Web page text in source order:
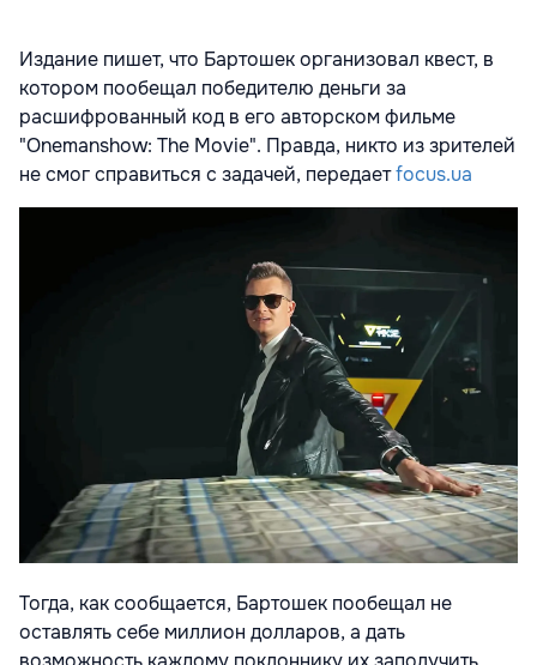
Издание пишет, что Бартошек организовал квест, в
котором пообещал победителю деньги за
расшифрованный код в его авторском фильме
"Onemanshow: The Movie". Правда, никто из зрителей
не смог справиться с задачей, передаетfocus.ua
Тогда, как сообщается, Бартошек пообещал не
оставлять себе миллион долларов, а дать